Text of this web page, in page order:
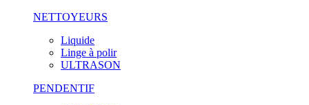
NETTOYEURS
Liquide
Linge à polir
ULTRASON
PENDENTIF